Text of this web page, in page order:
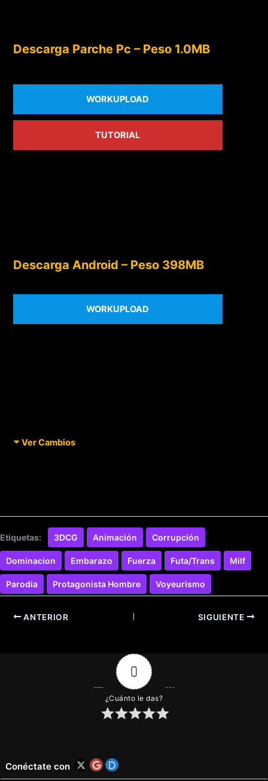
Descarga Parche Pc – Peso 1.0MB
WORKUPLOAD
TUTORIAL
Descarga Android – Peso 398MB
WORKUPLOAD
Ver Cambios
Etiquetas: 3DCG Animación Corrupción
Dominacion Embarazo Fuerza Futa/Trans Milf
Parodia Protagonista Hombre Voyeurismo
ANTERIOR SIGUIENTE
0
¿Cuánto le das?
Conéctate con